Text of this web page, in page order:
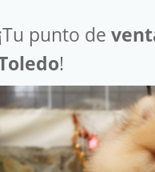
punto de
!